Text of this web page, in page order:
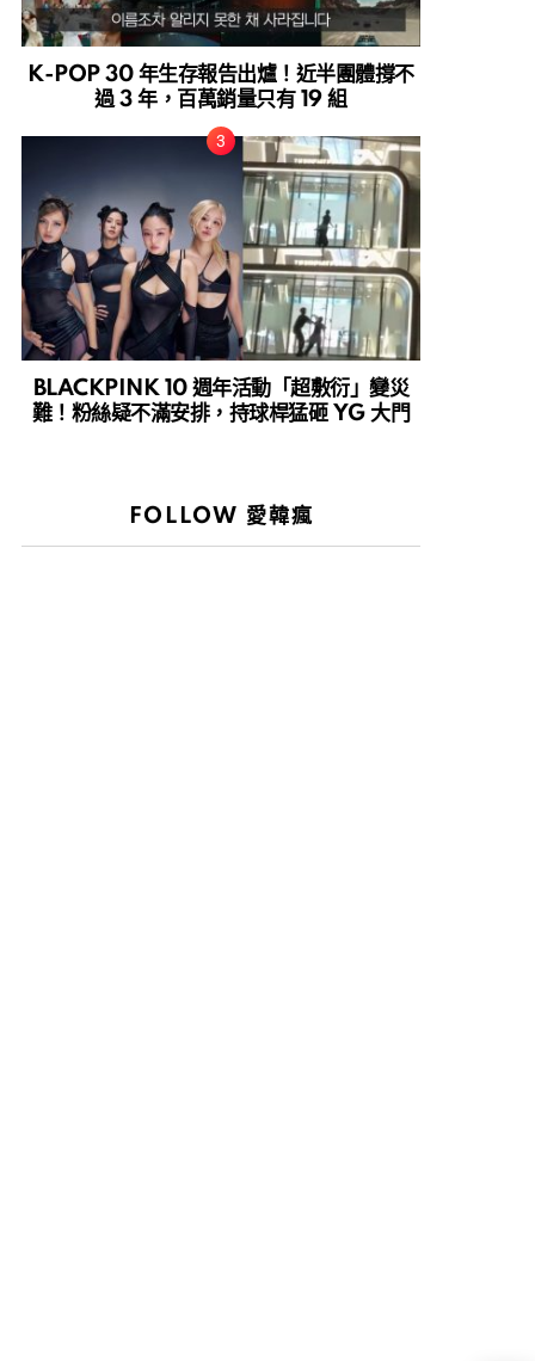
K-POP 30 年生存報告出爐！近半團體撐不
過 3 年，百萬銷量只有 19 組
BLACKPINK 10 週年活動「超敷衍」變災
難！粉絲疑不滿安排，持球桿猛砸 YG 大門
FOLLOW 愛韓瘋